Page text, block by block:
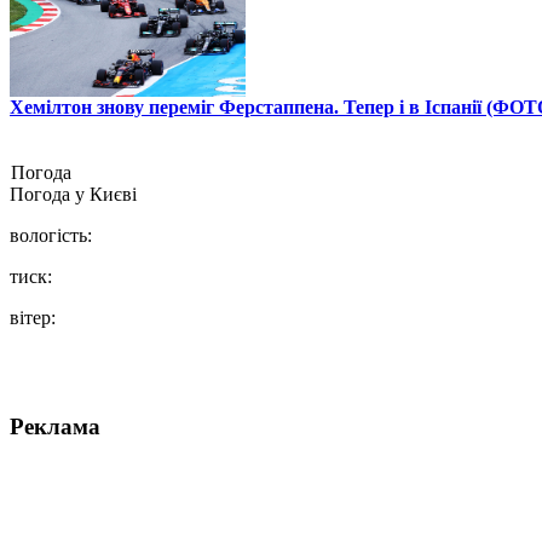
Хемілтон знову переміг Ферстаппена. Тепер і в Іспанії
Погода
Погода у Києві
вологість:
тиск:
вітер:
Реклама